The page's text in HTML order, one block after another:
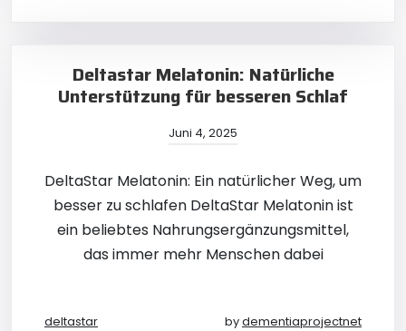
Deltastar Melatonin: Natürliche
Unterstützung für besseren Schlaf
Juni 4, 2025
DeltaStar Melatonin: Ein natürlicher Weg, um
besser zu schlafen DeltaStar Melatonin ist
ein beliebtes Nahrungsergänzungsmittel,
das immer mehr Menschen dabei
deltastar bydementiaprojectnet